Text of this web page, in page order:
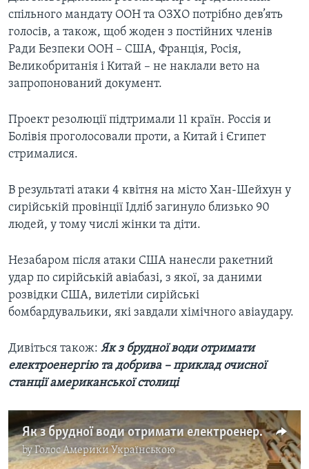
спільного мандату ООН та ОЗХО потрібно дев’ять
голосів, а також, щоб жоден з постійних членів
Ради Безпеки ООН – США, Франція, Росія,
Великобританія і Китай – не наклали вето на
запропонований документ.
Проект резолюції підтримали 11 країн. Россія и
Болівія проголосовали проти, а Китай і Єгипет
стрималися.
В результаті атаки 4 квітня на місто Хан-Шейхун у
сирійській провінції Ідліб загинуло близько 90
людей, у тому числі жінки та діти.
Незабаром після атаки США нанесли ракетний
удар по сирійській авіабазі, з якої, за даними
розвідки США, вилетіли сирійські
бомбардувальики, які завдали хімічного авіаудару.
Дивіться також: Як з брудної води отримати
електроенергію та добрива – приклад очисної
станції американської столиці
Як з брудної води отримати електроенергію та добрива – приклад очисної станції американської столиці. Відео
byГолос Америки Українською